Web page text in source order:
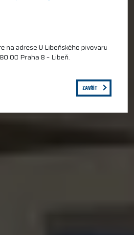
na adrese U Libeňského pivovaru
00 Praha 8 – Libeň.
ZAVŘÍT